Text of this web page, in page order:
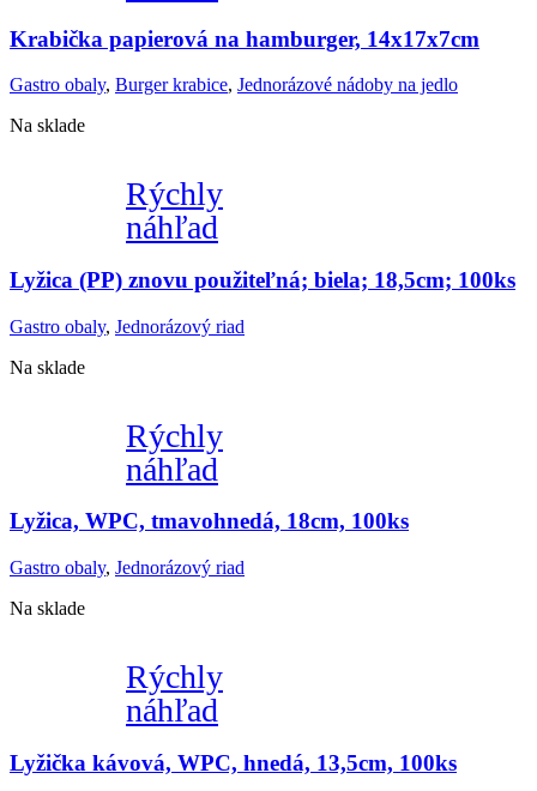
Krabička papierová na hamburger, 14x17x7cm
Gastro obaly, Burger krabice, Jednorázové nádoby na jedlo
Na sklade
Rýchly
náhľad
Lyžica (PP) znovu použiteľná; biela; 18,5cm; 100ks
Gastro obaly, Jednorázový riad
Na sklade
Rýchly
náhľad
Lyžica, WPC, tmavohnedá, 18cm, 100ks
Gastro obaly, Jednorázový riad
Na sklade
Rýchly
náhľad
Lyžička kávová, WPC, hnedá, 13,5cm, 100ks